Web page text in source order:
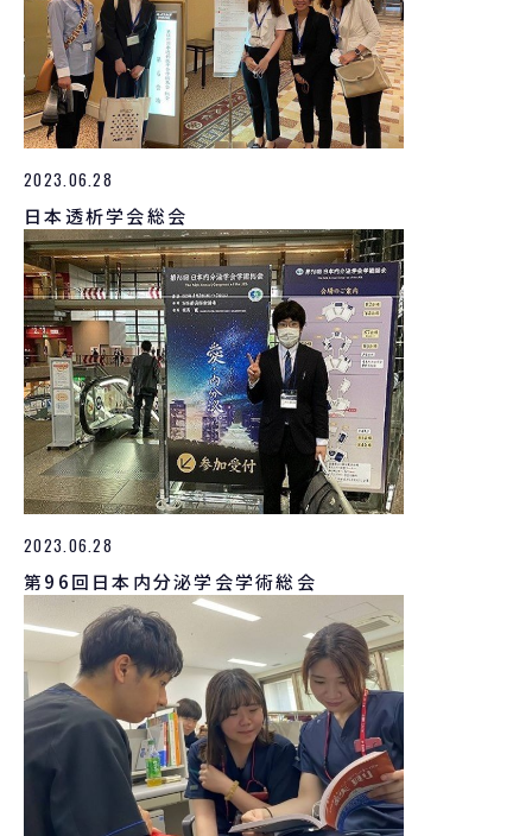
2023.06.28
日本透析学会総会
2023.06.28
第96回日本内分泌学会学術総会